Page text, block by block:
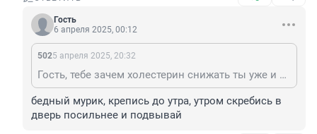
Гость
6 апреля 2025, 00:12
5025 апреля 2025, 20:32
Гость, тебе зачем холестерин снижать ты уже и так одной ногой там😂
бедный мурик, крепись до утра, утром скребись в
дверь посильнее и подвывай